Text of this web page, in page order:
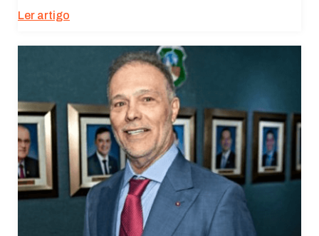
Ler artigo
Necessário
Esses cookies
não são
opcionais. São
necessários
para o
funcionamento
do site.